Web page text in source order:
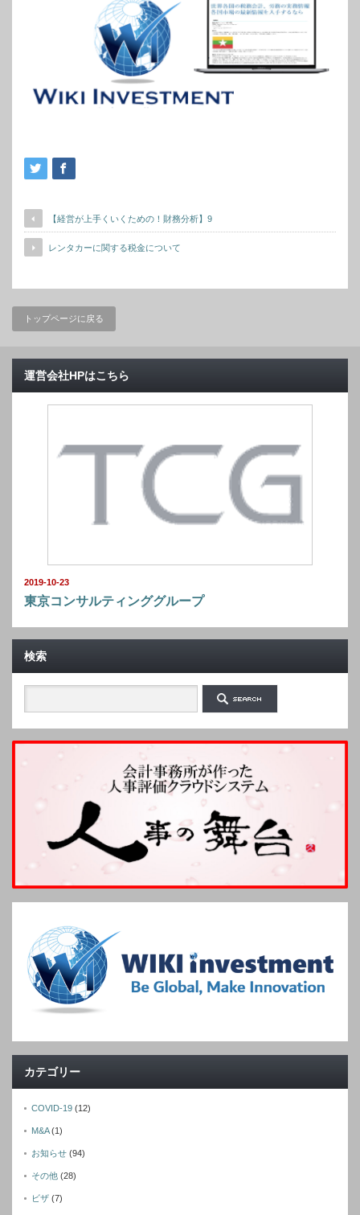
【経営が上手くいくための！財務分析】9
レンタカーに関する税金について
トップページに戻る
運営会社HPはこちら
2019-10-23
東京コンサルティンググループ
検索
カテゴリー
COVID-19 (12)
M&A(1)
お知らせ (94)
その他 (28)
ビザ (7)